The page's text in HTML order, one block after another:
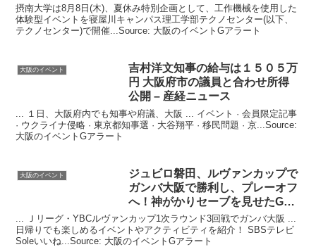
…
摂南大学は8月8日(木)、夏休み特別企画として、工作機械を使用した
体験型イベントを寝屋川キャンパス理工学部テクノセンター(以下、
テクノセンター)で開催...Source: 大阪のイベントGアラート
大阪のイベント
吉村洋文知事の給与は１５０５万
円 大阪府市の議員と合わせ所得
公開 – 産経ニュース
... １日、大阪府内でも知事や府議、大阪 ... イベント · 会員限定記事
· ウクライナ侵略 · 東京都知事選 · 大谷翔平 · 移民問題 · 京...Source:
大阪のイベントGアラート
大阪のイベント
ジュビロ磐田、ルヴァンカップで
ガンバ大阪で勝利し、プレーオフ
へ！神がかりセーブを見せたGK
…
... Ｊリーグ・YBCルヴァンカップ1次ラウンド3回戦でガンバ大阪 ...
日帰りでも楽しめるイベントやアクティビティを紹介！ SBSテレビ
Soleいいね...Source: 大阪のイベントGアラート